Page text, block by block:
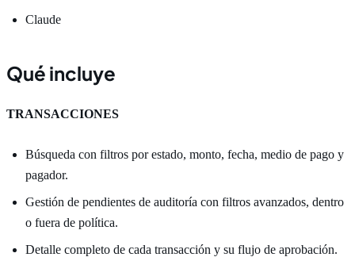
Claude
Qué incluye
TRANSACCIONES
Búsqueda con filtros por estado, monto, fecha, medio de pago y
pagador.
Gestión de pendientes de auditoría con filtros avanzados, dentro
o fuera de política.
Detalle completo de cada transacción y su flujo de aprobación.